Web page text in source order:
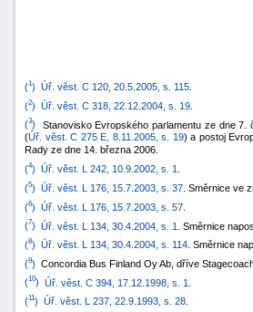
(1) Úř. věst. C 120, 20.5.2005, s. 115
(2) Úř. věst. C 318, 22.12.2004, s. 19
(3) Stanovisko Evropského parlamentu ze dne
(Úř. věst. C 275 E, 8.11.2005, s. 19) a postoj
Rady ze dne 14. března 2006.
(4) Úř. věst. L 242, 10.9.2002, s. 1
(5) Úř. věst. L 176, 15.7.2003, s. 37 . Směrnice ve
(6) Úř. věst. L 176, 15.7.2003, s. 57
(7) Úř. věst. L 134, 30.4.2004, s. 1
. Směrnice
(8) Úř. věst. L 134, 30.4.2004, s. 114 . Směrnice
(9) Concordia Bus Finland Oy Ab, dříve
(10) Úř. věst. C 394, 17.12.1998, s. 1
(11) Úř. věst. L 237, 22.9.1993, s. 28